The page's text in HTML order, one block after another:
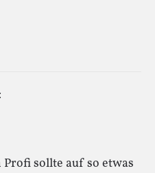
sollte auf so etwas